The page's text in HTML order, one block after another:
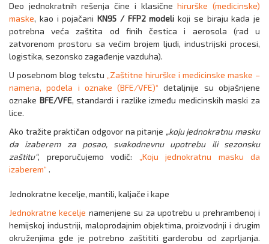
Deo jednokratnih rešenja čine i klasičnehirurške (medicinske)
maske, kao i pojačani KN95 / FFP2 modeli koji se biraju kada je
potrebna veća zaštita od finih čestica i aerosola (rad u
zatvorenom prostoru sa većim brojem ljudi, industrijski procesi,
logistika, sezonsko zagađenje vazduha).
U posebnom blog tekstu „Zaštitne hirurške i medicinske maske –
namena, podela i oznake (BFE/VFE)“detaljnije su objašnjene
oznake BFE/VFE, standardi i razlike između medicinskih maski za
lice.
Ako tražite praktičan odgovor na pitanje „koju jednokratnu masku
da izaberem za posao, svakodnevnu upotrebu ili sezonsku
zaštitu“, preporučujemo vodič: „Koju jednokratnu masku da
izaberem“ .
Jednokratne kecelje, mantili, kaljače i kape
Jednokratne kecelje namenjene su za upotrebu u prehrambenoj i
hemijskoj industriji, maloprodajnim objektima, proizvodnji i drugim
okruženjima gde je potrebno zaštititi garderobu od zaprljanja.